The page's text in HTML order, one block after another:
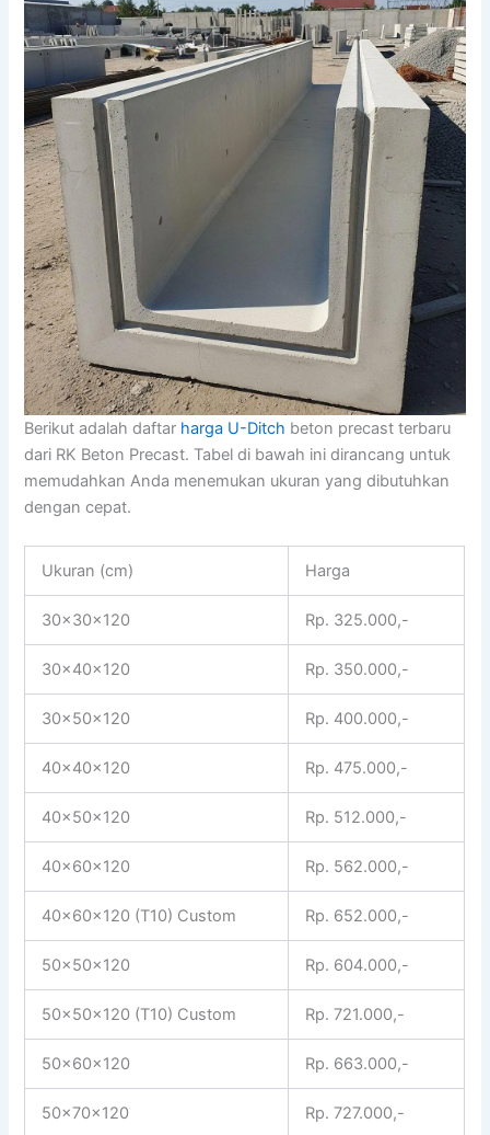
Berikut adalah daftar harga U-Ditch beton precast terbaru
dari RK Beton Precast. Tabel di bawah ini dirancang untuk
memudahkan Anda menemukan ukuran yang dibutuhkan
dengan cepat.
Ukuran (cm) Harga
30x30x120 Rp. 325.000,-
30x40x120 Rp. 350.000,-
30x50x120 Rp. 400.000,-
40x40x120 Rp. 475.000,-
40x50x120 Rp. 512.000,-
40x60x120 Rp. 562.000,-
40x60x120 (T10) Custom Rp. 652.000,-
50x50x120 Rp. 604.000,-
50x50x120 (T10) Custom Rp. 721.000,-
50x60x120 Rp. 663.000,-
50x70x120 Rp. 727.000,-